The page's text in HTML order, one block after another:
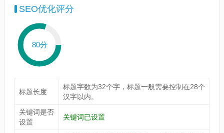
SEO优化评分
80分
标题长度
标题字数为32个字，标题一般需要控制在28个
汉字以内。
关键词是否
设置
关键词已设置